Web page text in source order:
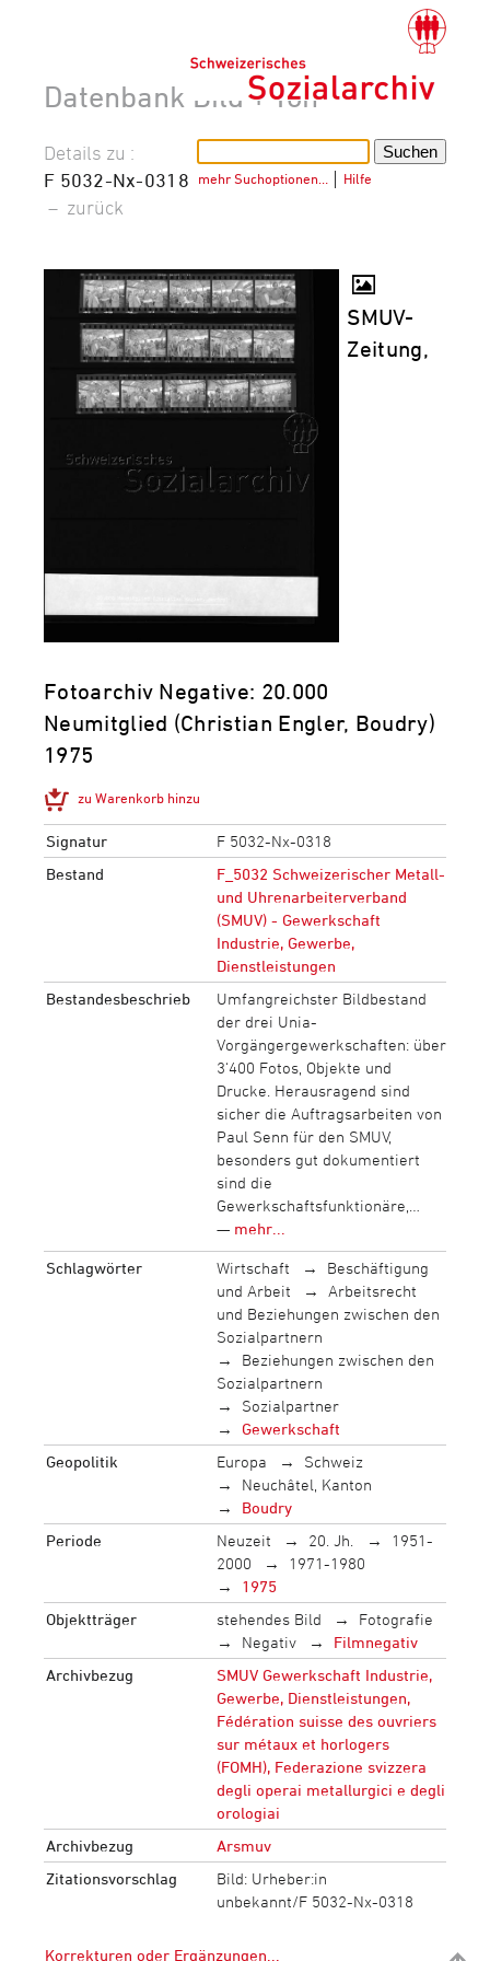
Datenbank Bild + Ton
mehr Suchoptionen… Hilfe
Details zu :
F 5032-Nx-0318
– zurück
SMUV-
Zeitung,
Fotoarchiv Negative: 20.000
Neumitglied (Christian Engler, Boudry)
1975
zu Warenkorb hinzu
Signatur
F 5032-Nx-0318
Bestand
F_5032 Schweizerischer Metall-
und Uhrenarbeiterverband
(SMUV) - Gewerkschaft
Industrie, Gewerbe,
Dienstleistungen
Bestandesbeschrieb
Umfangreichster Bildbestand
der drei Unia-
Vorgängergewerkschaften: über
3‘400 Fotos, Objekte und
Drucke. Herausragend sind
sicher die Auftragsarbeiten von
Paul Senn für den SMUV,
besonders gut dokumentiert
sind die
Gewerkschaftsfunktionäre,…
— mehr...
Schlagwörter Wirtschaft
Beschäftigung
und Arbeit
Arbeitsrecht
und Beziehungen zwischen den
Sozialpartnern
Beziehungen zwischen den
Sozialpartnern
Sozialpartner
Gewerkschaft
Geopolitik
Europa
Schweiz
Neuchâtel, Kanton
Boudry
Periode
Neuzeit 20. Jh.
1951-
2000
1971-1980
1975
Objektträger
stehendes Bild
Fotografie
Negativ
Filmnegativ
Archivbezug
SMUV Gewerkschaft Industrie,
Gewerbe, Dienstleistungen,
Fédération suisse des ouvriers
sur métaux et horlogers
(FOMH), Federazione svizzera
degli operai metallurgici e degli
orologiai
Archivbezug
Arsmuv
Zitationsvorschlag
Bild: Urheber:in
unbekannt/F 5032-Nx-0318
Korrekturen oder Ergänzungen...